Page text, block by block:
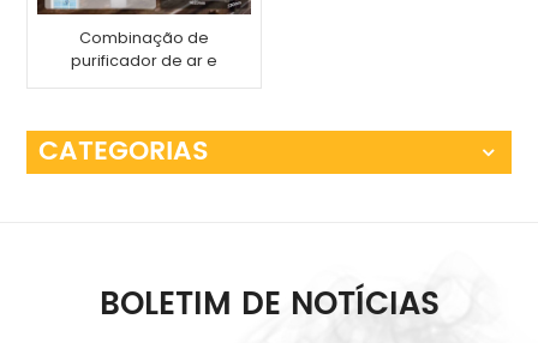
Combinação de
purificador de ar e
umidificador XIFEI
CATEGORIAS
BOLETIM DE NOTÍCIAS